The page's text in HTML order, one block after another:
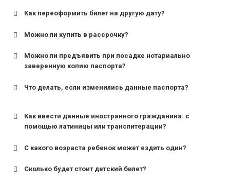
Как переоформить билет на другую дату?
Можно ли купить в рассрочку?
Можно ли предъявить при посадке нотариально
заверенную копию паспорта?
Что делать, если изменились данные паспорта?
Как ввести данные иностранного гражданина: с
помощью латиницы или транслитерации?
С какого возраста ребенок может ездить один?
Сколько будет стоит детский билет?